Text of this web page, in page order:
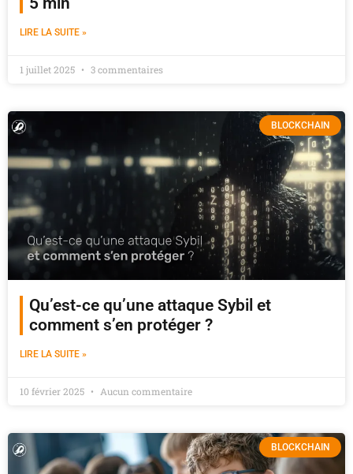
LIRE LA SUITE »
1 juillet 2025 3 commentaires
BLOCKCHAIN
Qu’est-ce qu’une attaque Sybil et
comment s’en protéger ?
LIRE LA SUITE »
10 février 2025 Aucun commentaire
BLOCKCHAIN